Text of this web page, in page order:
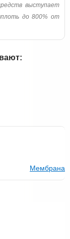
выступает
до 800% от
Мембрана